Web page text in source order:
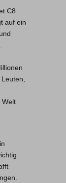
C8
auf ein
Welt